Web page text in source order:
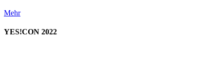
Mehr
YES!CON 2022